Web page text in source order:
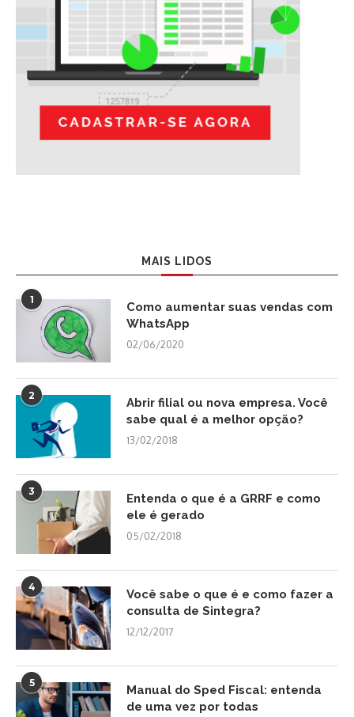
MAIS LIDOS
1
Como aumentar suas vendas com
WhatsApp
02/06/2020
2
Abrir filial ou nova empresa. Você
sabe qual é a melhor opção?
13/02/2018
3
Entenda o que é a GRRF e como
ele é gerado
05/02/2018
4
Você sabe o que é e como fazer a
consulta de Sintegra?
12/12/2017
5
Manual do Sped Fiscal: entenda
de uma vez por todas